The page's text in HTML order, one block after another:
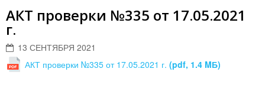
АКТ проверки №335 от 17.05.2021
г.
13 СЕНТЯБРЯ 2021
АКТ проверки №335 от 17.05.2021 г. (pdf, 1.4 MБ)